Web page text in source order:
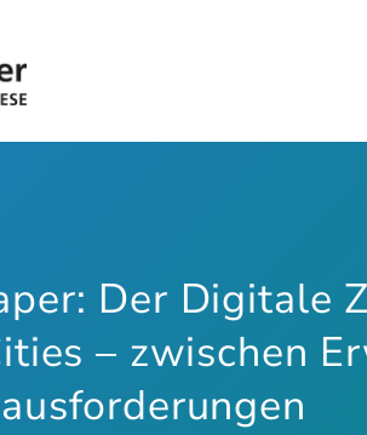
Der Digitale
– zwischen